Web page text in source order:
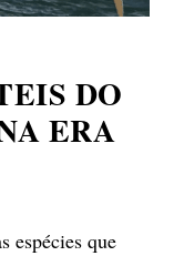
DO
ERA
espécies que